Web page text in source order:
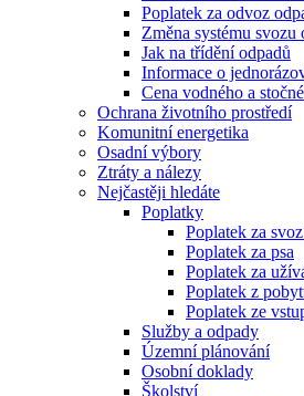
Poplatek za odvoz
Změna systému
Jak na třídění odpadů
Informace o
Cena vodného a
Ochrana životního prostředí
Komunitní energetika
Osadní výbory
Ztráty a nálezy
Nejčastěji hledáte
Poplatky
Poplatek za
Poplatek za psa
Poplatek za
Poplatek z
Poplatek ze
Služby a odpady
Územní plánování
Osobní doklady
Školství